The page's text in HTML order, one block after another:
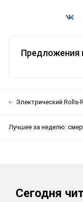
Предложения
Электрический Rolls-
Лучшее за неделю: смерть
Сегодня